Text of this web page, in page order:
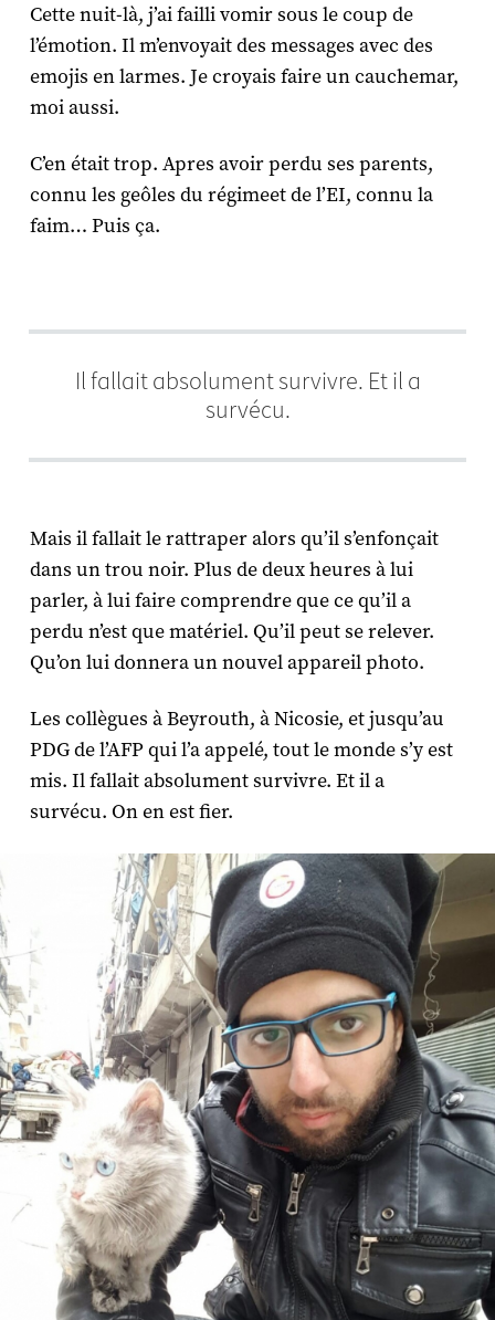
Cette nuit-là, j’ai failli vomir sous le coup de
l’émotion. Il m’envoyait des messages avec des
emojis en larmes. Je croyais faire un cauchemar,
moi aussi.
C’en était trop. Apres avoir perdu ses parents,
connu les geôles du régimeet de l’EI, connu la
faim… Puis ça.
Il fallait absolument survivre. Et il a
survécu.
Mais il fallait le rattraper alors qu’il s’enfonçait
dans un trou noir. Plus de deux heures à lui
parler, à lui faire comprendre que ce qu’il a
perdu n’est que matériel. Qu’il peut se relever.
Qu’on lui donnera un nouvel appareil photo.
Les collègues à Beyrouth, à Nicosie, et jusqu’au
PDG de l’AFP qui l’a appelé, tout le monde s’y est
mis. Il fallait absolument survivre. Et il a
survécu. On en est fier.